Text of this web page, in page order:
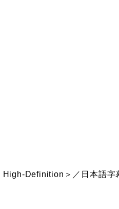
Definition＞／日本語字